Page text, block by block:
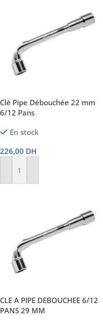
Clé Pipe Débouchée 22 mm
6/12 Pans
En stock
226,00 DH
Ajouter Au Panier
CLE A PIPE DEBOUCHEE 6/12
PANS 29 MM